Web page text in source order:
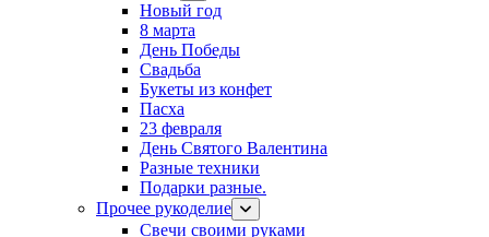
Новый год
8 марта
День Победы
Свадьба
Букеты из конфет
Пасха
23 февраля
День Святого Валентина
Разные техники
Подарки разные.
Прочее рукоделие
Свечи своими руками